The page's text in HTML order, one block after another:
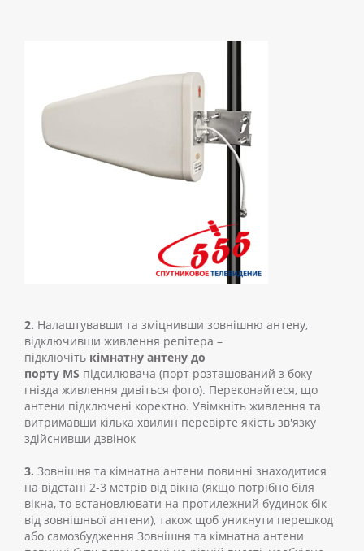
2. Налаштувавши та зміцнивши зовнішню антену,
відключивши живлення репітера –
підключіть кімнатну антену до
порту MS підсилювача (порт розташований з боку
гнізда живлення дивіться фото). Переконайтеся, що
антени підключені коректно. Увімкніть живлення та
витримавши кілька хвилин перевірте якість зв'язку
здійснивши дзвінок
3. Зовнішня та кімнатна антени повинні знаходитися
на відстані 2-3 метрів від вікна (якщо потрібно біля
вікна, то встановлювати на протилежний будинок бік
від зовнішньої антени), також щоб уникнути перешкод
або самозбудження Зовнішня та кімнатна антени